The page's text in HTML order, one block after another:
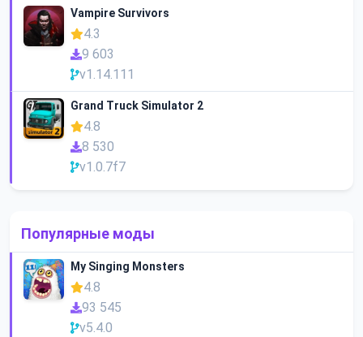
Vampire Survivors
4.3
9 603
v1.14.111
Grand Truck Simulator 2
4.8
8 530
v1.0.7f7
Популярные моды
My Singing Monsters
4.8
93 545
v5.4.0